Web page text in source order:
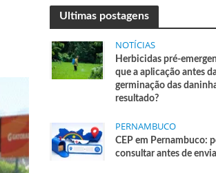
Ultimas postagens
NOTÍCIAS
Herbicidas pré-
que a aplicação antes
germinação das
resultado?
PERNAMBUCO
CEP em Pernambuco:
consultar antes de